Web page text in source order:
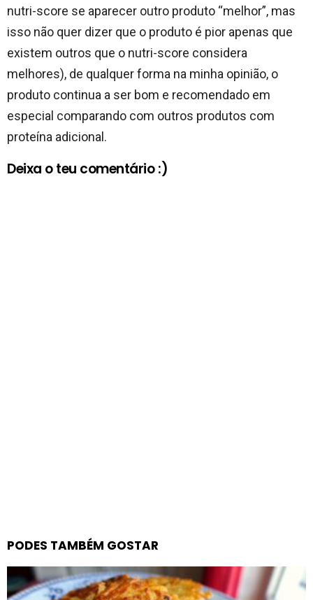
nutri-score se aparecer outro produto “melhor”, mas
isso não quer dizer que o produto é pior apenas que
existem outros que o nutri-score considera
melhores), de qualquer forma na minha opinião, o
produto continua a ser bom e recomendado em
especial comparando com outros produtos com
proteína adicional.
Deixa o teu comentário :)
PODES TAMBÉM GOSTAR